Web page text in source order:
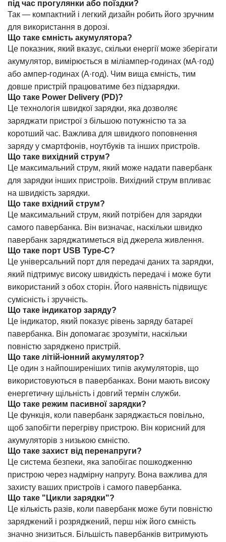
під час прогулянки або поїздки?
Так — компактний і легкий дизайн робить його зручним
для використання в дорозі.
Що таке ємність акумулятора?
Це показник, який вказує, скільки енергії може зберігати
акумулятор, вимірюється в міліампер-годинах (мА·год)
або ампер-годинах (А·год). Чим вища ємність, тим
довше пристрій працюватиме без підзарядки.
Що таке Power Delivery (PD)?
Це технологія швидкої зарядки, яка дозволяє
заряджати пристрої з більшою потужністю та за
коротший час. Важлива для швидкого поповнення
заряду у смартфонів, ноутбуків та інших пристроїв.
Що таке вихідний струм?
Це максимальний струм, який може надати павербанк
для зарядки інших пристроїв. Вихідний струм впливає
на швидкість зарядки.
Що таке вхідний струм?
Це максимальний струм, який потрібен для зарядки
самого павербанка. Він визначає, наскільки швидко
павербанк заряджатиметься від джерела живлення.
Що таке порт USB Type-C?
Це універсальний порт для передачі даних та зарядки,
який підтримує високу швидкість передачі і може бути
використаний з обох сторін. Його наявність підвищує
сумісність і зручність.
Що таке індикатор заряду?
Це індикатор, який показує рівень заряду батареї
павербанка. Він допомагає зрозуміти, наскільки
повністю заряджено пристрій.
Що таке літій-іонний акумулятор?
Це один з найпоширеніших типів акумуляторів, що
використовуються в павербанках. Вони мають високу
енергетичну щільність і довгий термін служби.
Що таке режим пасивної зарядки?
Це функція, коли павербанк заряджається повільно,
щоб запобігти перегріву пристрою. Він корисний для
акумуляторів з низькою ємністю.
Що таке захист від перенапруги?
Це система безпеки, яка запобігає пошкодженню
пристрою через надмірну напругу. Вона важлива для
захисту ваших пристроїв і самого павербанка.
Що таке "Цикли зарядки"?
Це кількість разів, коли павербанк може бути повністю
заряджений і розряджений, перш ніж його ємність
значно знизиться. Більшість павербанків витримують